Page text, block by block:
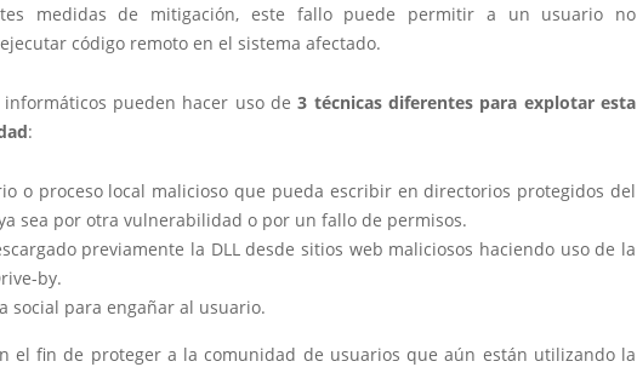
medidas de mitigación, este fallo puede permitir a un usuario no
código remoto en el sistema afectado.
informáticos pueden hacer uso de3 técnicas diferentes para explotar esta
:
o proceso local malicioso que pueda escribir en directorios protegidos del
sea por otra vulnerabilidad o por un fallo de permisos.
previamente la DLL desde sitios web maliciosos haciendo uso de la
by.
social para engañar al usuario.
el fin de proteger a la comunidad de usuarios que aún están utilizando la